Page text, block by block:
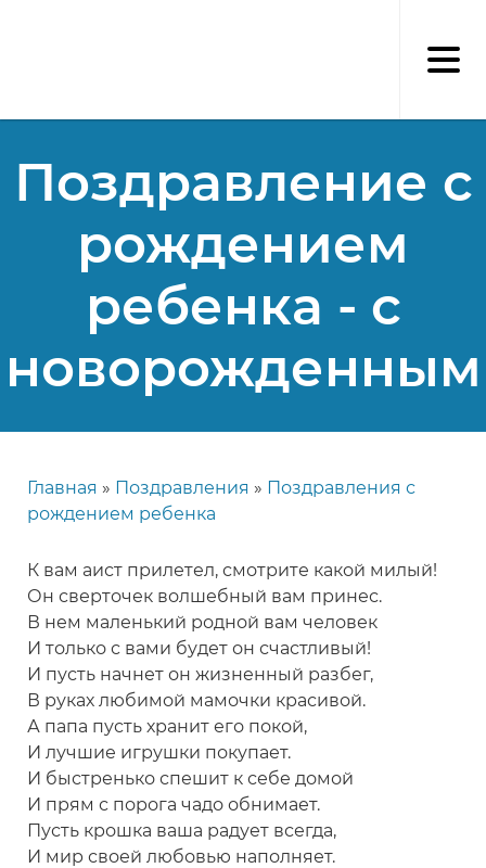
Поздравление с
рождением
ребенка - с
новорожденным
Строка
Главная Поздравления
Поздравления с
рождением ребенка
К вам аист прилетел, смотрите какой милый!
Он сверточек волшебный вам принес.
В нем маленький родной вам человек
И только с вами будет он счастливый!
И пусть начнет он жизненный разбег,
В руках любимой мамочки красивой.
А папа пусть хранит его покой,
И лучшие игрушки покупает.
И быстренько спешит к себе домой
И прям с порога чадо обнимает.
Пусть крошка ваша радует всегда,
И мир своей любовью наполняет.